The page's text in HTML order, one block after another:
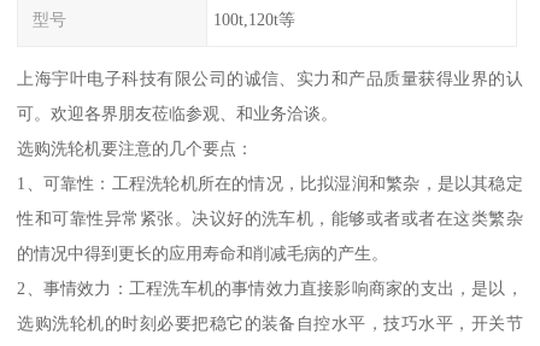
型号 100t,120t等
上海宇叶电子科技有限公司的诚信、实力和产品质量获得业界的认
可。欢迎各界朋友莅临参观、和业务洽谈。
选购洗轮机要注意的几个要点：
1、可靠性：工程洗轮机所在的情况，比拟湿润和繁杂，是以其稳定
性和可靠性异常紧张。决议好的洗车机，能够或者或者在这类繁杂
的情况中得到更长的应用寿命和削减毛病的产生。
2、事情效力：工程洗车机的事情效力直接影响商家的支出，是以，
选购洗轮机的时刻必要把稳它的装备自控水平，技巧水平，开关节